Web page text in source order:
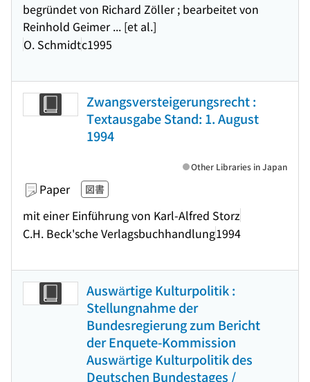
begründet von Richard Zöller ; bearbeitet von
Reinhold Geimer ... [et al.]
O. Schmidtc1995
Zwangsversteigerungsrecht :
Textausgabe Stand: 1. August
1994
Paper 図書
mit einer Einführung von Karl-Alfred Storz
C.H. Beck'sche Verlagsbuchhandlung1994
Other Libraries in Japan
Auswärtige Kulturpolitik :
Stellungnahme der
Bundesregierung zum Bericht
der Enquete-Kommission
Auswärtige Kulturpolitik des
Deutschen Bundestages /